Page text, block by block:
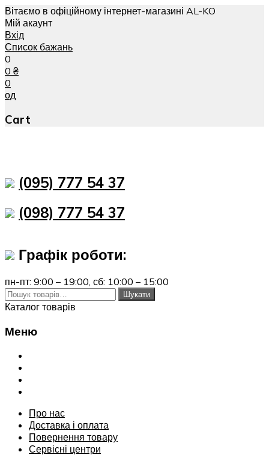
Вітаємо в офіційному інтернет-магазині AL-KO
Мій акаунт
Вхід
Список бажань
0
0 ₴
0
од
Cart
(095) 777 54 37
(098) 777 54 37
Графік роботи:
пн-пт: 9:00 – 19:00, сб: 10:00 – 15:00
Шукати:
Шукати
Каталог товарів
Меню
Переглянути
Про нас
Доставка і оплата
Повернення товару
Сервісні центри